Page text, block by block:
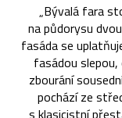
„Bývalá fara
na půdorysu
fasáda se
fasádou
zbourání
pochází ze
s klasicistní